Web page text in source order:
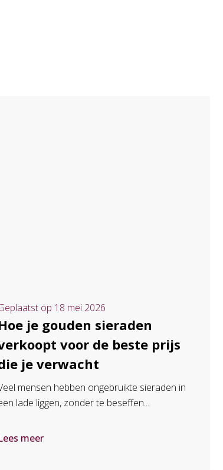
op 18 mei 2026
je gouden sieraden
voor de beste prijs
je verwacht
mensen hebben ongebruikte sieraden in
lade liggen, zonder te beseffen...
meer